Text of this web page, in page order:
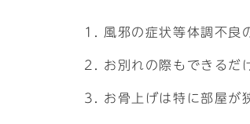
風邪の症状等体調不良
お別れの際もできるだ
お骨上げは特に部屋が